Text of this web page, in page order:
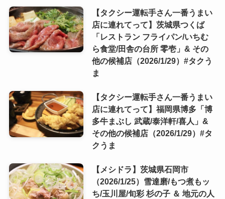
【タクシー運転手さん一番うまい
店に連れてって】茨城県つくば
「レストラン フライパン/いちむ
ら食堂/田舎の台所 零壱」& その
他の候補店（2026/1/29）#タクう
ま
【タクシー運転手さん一番うまい
店に連れてって】福岡県博多「博
多牛まぶし 武蔵/泰洋軒/喜人」&
その他の候補店（2026/1/29）#タ
クうま
【メシドラ】茨城県石岡市
（2026/1/25）雪達磨/もつ煮もッ
ち/玉川屋/旬彩 杉の子 ＆ 地元の人